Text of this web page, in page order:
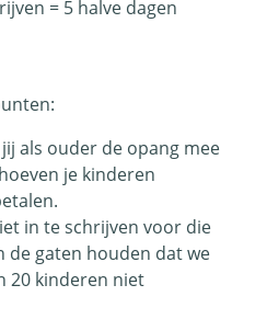
= 5 halve dagen
als ouder de opang mee
je kinderen
in te schrijven voor die
de gaten houden dat we
20 kinderen niet